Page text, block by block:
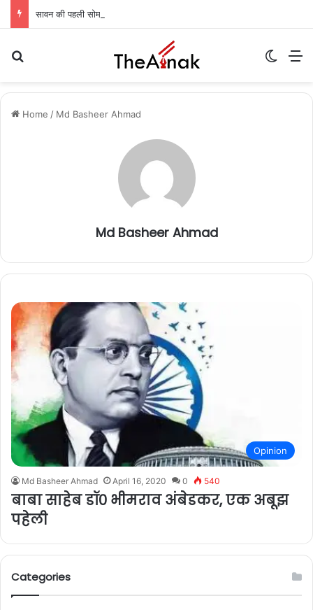
Home / Md Basheer Ahmad
Md Basheer Ahmad
Opinion
Md Basheer Ahmad April 16, 2020 0 540
बाबा साहेब डॉ० भीमराव अंबेडकर, एक अबूझ
पहेली
Categories